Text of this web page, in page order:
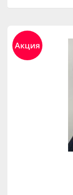
Акция